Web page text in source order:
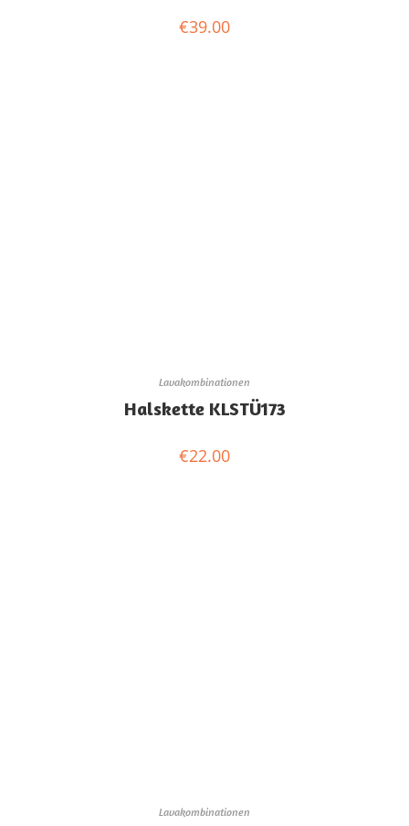
€39.00
Lavakombinationen
Halskette KLSTÜ173
€22.00
Lavakombinationen